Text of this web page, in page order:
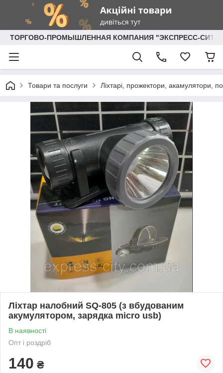
ТОРГОВО-ПРОМЫШЛЕННАЯ КОМПАНИЯ "ЭКСПРЕСС-СИТИ"
Товари та послуги Ліхтарі, прожектори, акамулятори,
Ліхтар налобний SQ-805 (з вбудованим
акумулятором, зарядка micro usb)
В наявності
Опт і роздріб
140 ₴